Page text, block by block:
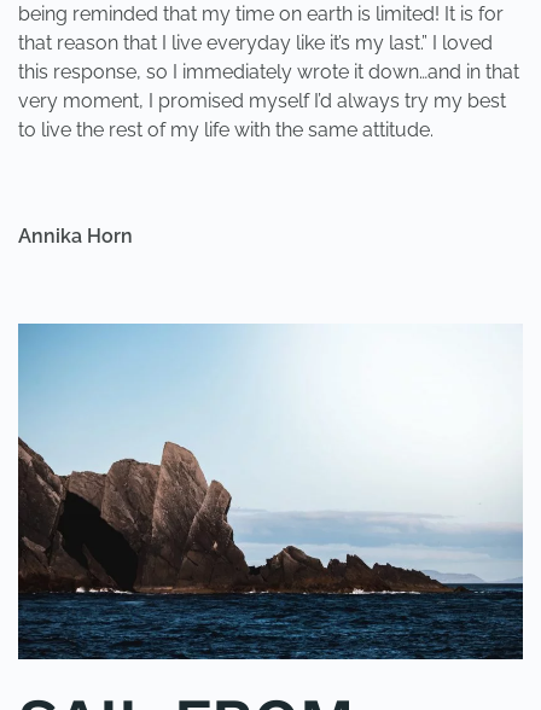
being reminded that my time on earth is limited! It is for
that reason that I live everyday like it’s my last.” I loved
this response, so I immediately wrote it down…and in that
very moment, I promised myself I’d always try my best
to live the rest of my life with the same attitude.
Annika Horn